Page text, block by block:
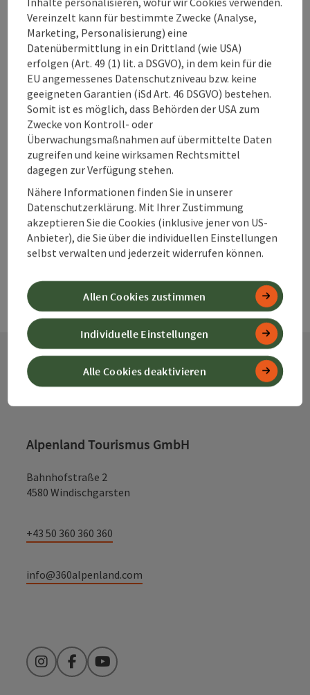
Beitrag merken: Funcourt Ternberg
Funcourt Ternberg
Multifunktionssportanlage für unsere Jungen und
Junggebliebenen direkt neben dem Freibad Ternberg
Ternberg
Öffnungszeiten
MOMontag geöffnet
DIDienstag geöffnet
MIMittwoch geöffnet
DODonnerstag geöffnet
FR Freitag geöffnet
SASamstag geöffnet
SOSonntag geöffnet
FEFeiertag geöffnet
Seite zurück 1 2
Kontakt
Alpenland Tourismus GmbH
Bahnhofstraße 2
4580 Windischgarsten
+43 50 360 360 360
info@360alpenland.com
InstagramFacebookYouTube
Vereinzelt kann für bestimmte Zwecke (Analyse,
Marketing, Personalisierung) eine
Datenübermittlung in ein Drittland (wie USA)
erfolgen (Art. 49 (1) lit. a DSGVO), in dem kein für die
EU angemessenes Datenschutzniveau bzw. keine
geeigneten Garantien (iSd Art. 46 DSGVO) bestehen.
Somit ist es möglich, dass Behörden der USA zum
Zwecke von Kontroll- oder
Überwachungsmaßnahmen auf übermittelte Daten
zugreifen und keine wirksamen Rechtsmittel
dagegen zur Verfügung stehen.
Nähere Informationen finden Sie in unserer
Datenschutzerklärung. Mit Ihrer Zustimmung
akzeptieren Sie die Cookies (inklusive jener von US-
Anbieter), die Sie über die individuellen Einstellungen
selbst verwalten und jederzeit widerrufen können.
Alle Cookies deaktivieren
Individuelle Einstellungen
Allen Cookies zustimmen